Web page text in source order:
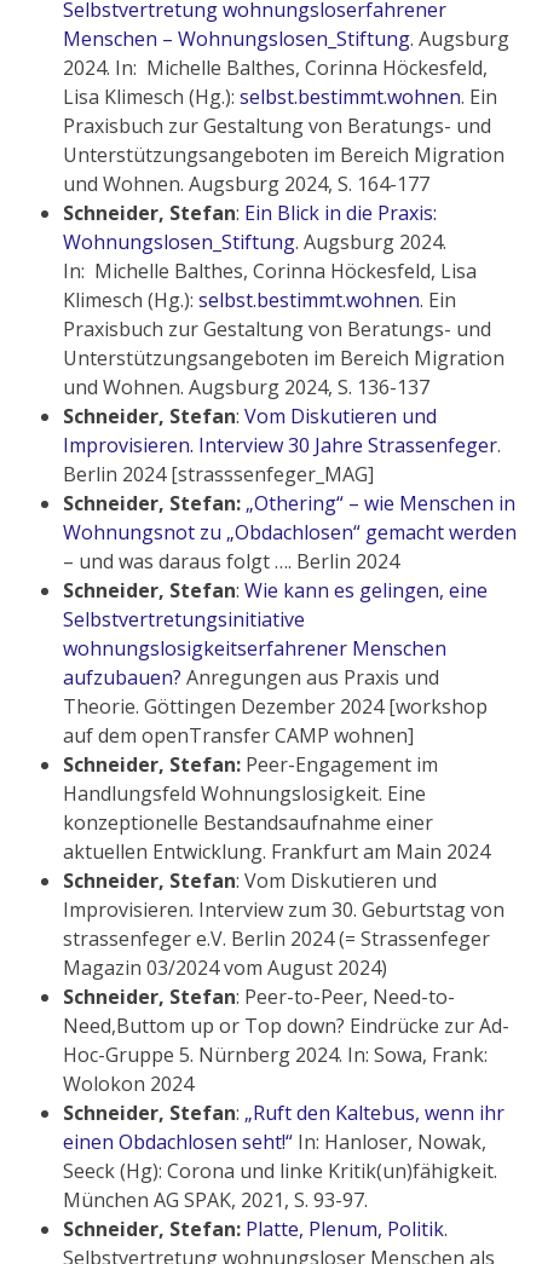
Selbstvertretung wohnungsloserfahrener
Menschen – Wohnungslosen_Stiftung. Augsburg
2024. In: Michelle Balthes, Corinna Höckesfeld,
Lisa Klimesch (Hg.): selbst.bestimmt.wohnen. Ein
Praxisbuch zur Gestaltung von Beratungs- und
Unterstützungsangeboten im Bereich Migration
und Wohnen. Augsburg 2024, S. 164-177
Schneider, Stefan: Ein Blick in die Praxis:
Wohnungslosen_Stiftung. Augsburg 2024.
In: Michelle Balthes, Corinna Höckesfeld, Lisa
Klimesch (Hg.): selbst.bestimmt.wohnen. Ein
Praxisbuch zur Gestaltung von Beratungs- und
Unterstützungsangeboten im Bereich Migration
und Wohnen. Augsburg 2024, S. 136-137
Schneider, Stefan: Vom Diskutieren und
Improvisieren. Interview 30 Jahre Strassenfeger.
Berlin 2024 [strasssenfeger_MAG]
Schneider, Stefan: „Othering“ – wie Menschen in
Wohnungsnot zu „Obdachlosen“ gemacht werden
– und was daraus folgt …. Berlin 2024
Schneider, Stefan: Wie kann es gelingen, eine
Selbstvertretungsinitiative
wohnungslosigkeitserfahrener Menschen
aufzubauen? Anregungen aus Praxis und
Theorie. Göttingen Dezember 2024 [workshop
auf dem openTransfer CAMP wohnen]
Schneider, Stefan: Peer-Engagement im
Handlungsfeld Wohnungslosigkeit. Eine
konzeptionelle Bestandsaufnahme einer
aktuellen Entwicklung. Frankfurt am Main 2024
Schneider, Stefan: Vom Diskutieren und
Improvisieren. Interview zum 30. Geburtstag von
strassenfeger e.V. Berlin 2024 (= Strassenfeger
Magazin 03/2024 vom August 2024)
Schneider, Stefan: Peer-to-Peer, Need-to-
Need,Buttom up or Top down? Eindrücke zur Ad-
Hoc-Gruppe 5. Nürnberg 2024. In: Sowa, Frank:
Wolokon 2024
Schneider, Stefan: „Ruft den Kaltebus, wenn ihr
einen Obdachlosen seht!“ In: Hanloser, Nowak,
Seeck (Hg): Corona und linke Kritik(un)fähigkeit.
München AG SPAK, 2021, S. 93-97.
Schneider, Stefan: Platte, Plenum, Politik.
Selbstvertretung wohnungsloser Menschen als